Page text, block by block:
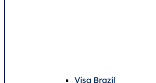
Visa Brazil